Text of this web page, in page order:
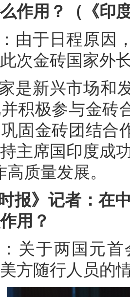
作用？（《印
由于日程原因
次金砖国家外
是新兴市场和
积极参与金砖
固金砖团结合
主席国印度成
质量发展。
时报》记者：在
用？
关于两国元
方随行人员的